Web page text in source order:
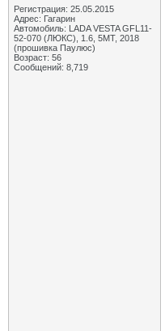
Регистрация: 25.05.2015
Адрес: Гагарин
Автомобиль: LADA VESTA GFL11-
52-070 (ЛЮКС), 1.6, 5МТ, 2018
(прошивка Паулюс)
Возраст: 56
Сообщений: 8,719